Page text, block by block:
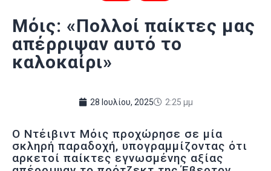
Μόις: «Πολλοί παίκτες μας
απέρριψαν αυτό το
καλοκαίρι»
28 Ιουλίου, 2025 2:25 μμ
Ο Ντέιβιντ Μόις προχώρησε σε μία
σκληρή παραδοχή, υπογραμμίζοντας ότι
αρκετοί παίκτες εγνωσμένης αξίας